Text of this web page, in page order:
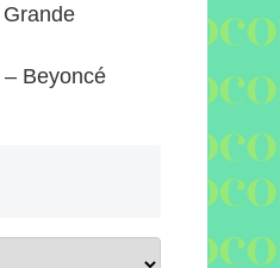
– Beyoncé